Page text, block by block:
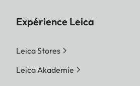
Expérience Leica
Leica Stores
Leica Akademie